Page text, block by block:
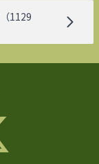
（1129